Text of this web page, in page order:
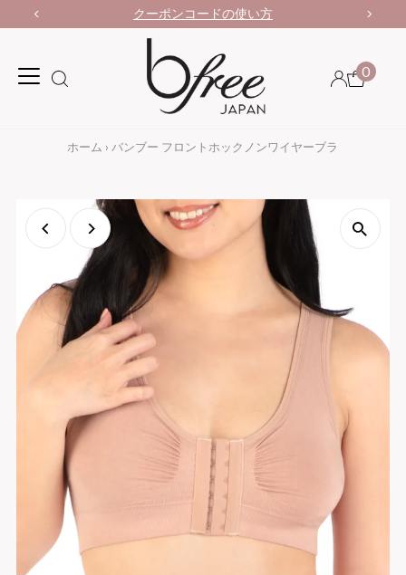
クーポンコードの使い方
0
ホーム › バンブー フロントホックノンワイヤーブラ